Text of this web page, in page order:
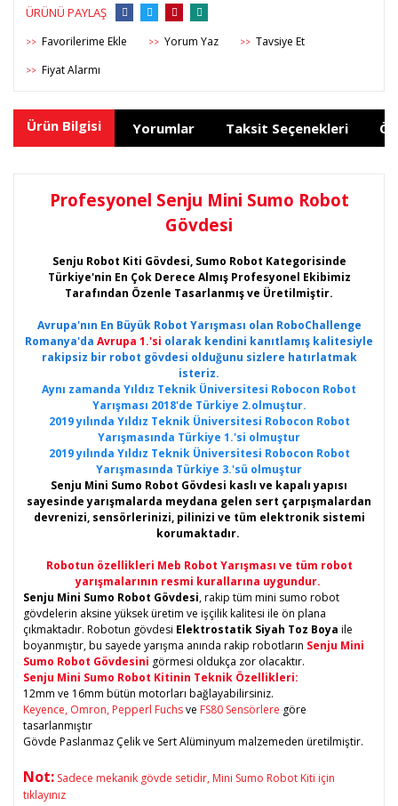
ÜRÜNÜ PAYLAŞ
>> >> Yorum Yaz >> Tavsiye Et
>> Fiyat Alarmı
Ürün Bilgisi Yorumlar Taksit Seçenekleri
Profesyonel Senju Mini Sumo Robot
Gövdesi
Senju Robot Kiti Gövdesi, Sumo Robot Kategorisinde
Türkiye'nin En Çok Derece Almış Profesyonel Ekibimiz
Tarafından Özenle Tasarlanmış ve Üretilmiştir.
Avrupa'nın En Büyük Robot Yarışması olan RoboChallenge
Romanya'da Avrupa 1.'si olarak kendini kanıtlamış kalitesiyle
rakipsiz bir robot gövdesi olduğunu sizlere hatırlatmak
isteriz.
Aynı zamanda Yıldız Teknik Üniversitesi Robocon Robot
Yarışması 2018'de Türkiye 2.olmuştur.
2019 yılında Yıldız Teknik Üniversitesi Robocon Robot
Yarışmasında Türkiye 1.'si olmuştur
2019 yılında Yıldız Teknik Üniversitesi Robocon Robot
Yarışmasında Türkiye 3.'sü olmuştur
Senju Mini Sumo Robot Gövdesi kaslı ve kapalı yapısı
sayesinde yarışmalarda meydana gelen sert çarpışmalardan
devrenizi, sensörlerinizi, pilinizi ve tüm elektronik sistemi
korumaktadır.
Robotun özellikleri Meb Robot Yarışması ve tüm robot
yarışmalarının resmi kurallarına uygundur.
Senju Mini Sumo Robot Gövdesi, rakip tüm mini sumo robot
gövdelerin aksine yüksek üretim ve işçilik kalitesi ile ön plana
çıkmaktadır. Robotun gövdesi Elektrostatik Siyah Toz Boya ile
boyanmıştır, bu sayede yarışma anında rakip robotların Senju Mini
Sumo Robot Gövdesini görmesi oldukça zor olacaktır.
Senju Mini Sumo Robot Kitinin Teknik Özellikleri:
12mm ve 16mm bütün motorları bağlayabilirsiniz.
Keyence, Omron, Pepperl Fuchsve FS80 Sensörlere göre
tasarlanmıştır
Gövde Paslanmaz Çelik ve Sert Alüminyum malzemeden üretilmiştir.
Not: Sadece mekanik gövde setidir, Mini Sumo Robot Kiti için
tıklayınız